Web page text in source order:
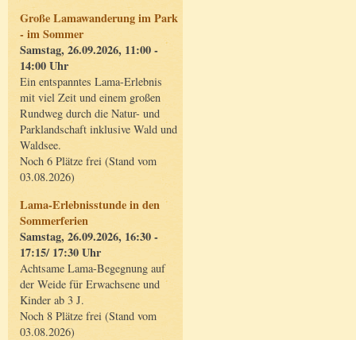
Große Lamawanderung im Park
- im Sommer
Samstag, 26.09.2026, 11:00 -
14:00 Uhr
Ein entspanntes Lama-Erlebnis
mit viel Zeit und einem großen
Rundweg durch die Natur- und
Parklandschaft inklusive Wald und
Waldsee.
Noch 6 Plätze frei (Stand vom
03.08.2026)
Lama-Erlebnisstunde in den
Sommerferien
Samstag, 26.09.2026, 16:30 -
17:15/ 17:30 Uhr
Achtsame Lama-Begegnung auf
der Weide für Erwachsene und
Kinder ab 3 J.
Noch 8 Plätze frei (Stand vom
03.08.2026)